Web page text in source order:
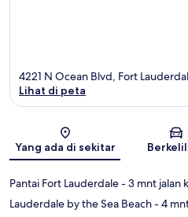
4221 N Ocean Blvd, Fort
Lihat di peta
Yang ada di sekitar
Pantai Fort Lauderdale- 3 mnt jalan
Lauderdale by the Sea Beach- 4